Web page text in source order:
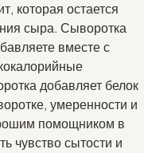
которая остается
сыра. Сыворотка
вместе с
добавляет белок
умеренности и
помощником в
чувство сытости и